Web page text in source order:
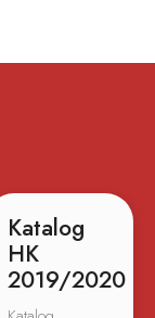
Katalog
HK
2019/2020